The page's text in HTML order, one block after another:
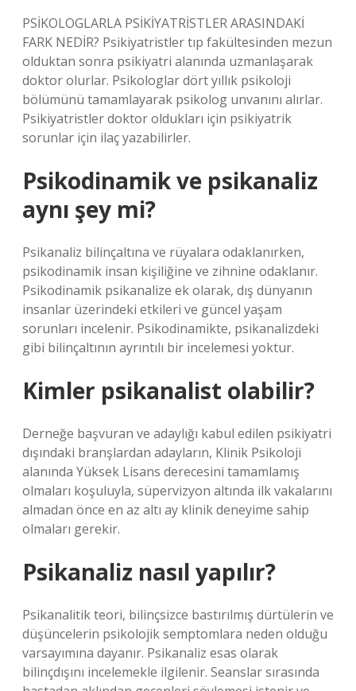
PSİKOLOGLARLA PSİKİYATRİSTLER ARASINDAKİ
FARK NEDİR? Psikiyatristler tıp fakültesinden mezun
olduktan sonra psikiyatri alanında uzmanlaşarak
doktor olurlar. Psikologlar dört yıllık psikoloji
bölümünü tamamlayarak psikolog unvanını alırlar.
Psikiyatristler doktor oldukları için psikiyatrik
sorunlar için ilaç yazabilirler.
Psikodinamik ve psikanaliz
aynı şey mi?
Psikanaliz bilinçaltına ve rüyalara odaklanırken,
psikodinamik insan kişiliğine ve zihnine odaklanır.
Psikodinamik psikanalize ek olarak, dış dünyanın
insanlar üzerindeki etkileri ve güncel yaşam
sorunları incelenir. Psikodinamikte, psikanalizdeki
gibi bilinçaltının ayrıntılı bir incelemesi yoktur.
Kimler psikanalist olabilir?
Derneğe başvuran ve adaylığı kabul edilen psikiyatri
dışındaki branşlardan adayların, Klinik Psikoloji
alanında Yüksek Lisans derecesini tamamlamış
olmaları koşuluyla, süpervizyon altında ilk vakalarını
almadan önce en az altı ay klinik deneyime sahip
olmaları gerekir.
Psikanaliz nasıl yapılır?
Psikanalitik teori, bilinçsizce bastırılmış dürtülerin ve
düşüncelerin psikolojik semptomlara neden olduğu
varsayımına dayanır. Psikanaliz esas olarak
bilinçdışını incelemekle ilgilenir. Seanslar sırasında